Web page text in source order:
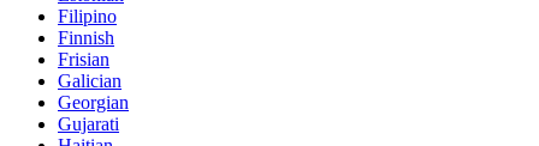
Filipino
Finnish
Frisian
Galician
Georgian
Gujarati